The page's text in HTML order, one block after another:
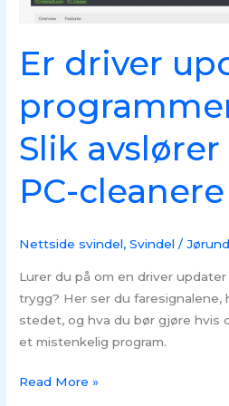
Er driver
Slik
PC-cleanere
Nettside svindel,Svindel /
Lurer du på om en driver
trygg? Her ser du faresignalene,
stedet, og hva du bør gjøre hvis
et mistenkelig program.
PC-
Read More »